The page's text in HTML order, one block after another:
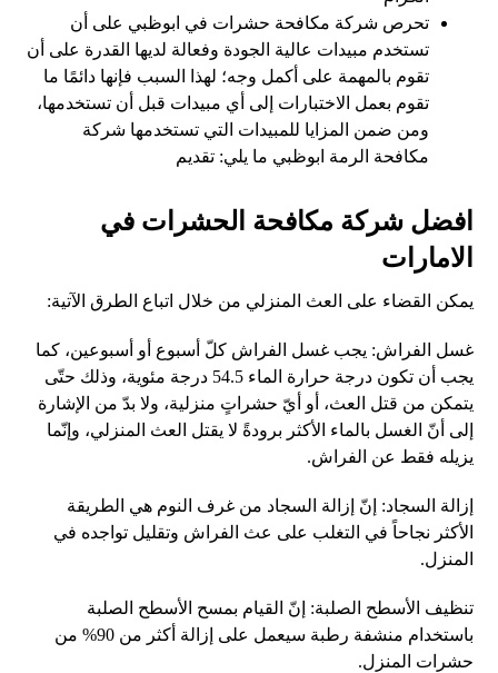
تحرص شركة مكافحة حشرات في ابوظبي على أن
تستخدم مبيدات عالية الجودة وفعالة لديها القدرة على أن
تقوم بالمهمة على أكمل وجه؛ لهذا السبب فإنها دائمًا ما
تقوم بعمل الاختبارات إلى أي مبيدات قبل أن تستخدمها،
ومن ضمن المزايا للمبيدات التي تستخدمها شركة
مكافحة الرمة ابوظبي ما يلي: تقديم
افضل شركة مكافحة الحشرات في
الامارات
يمكن القضاء على العث المنزلي من خلال اتباع الطرق الآتية:
غسل الفراش: يجب غسل الفراش كلّ أسبوع أو أسبوعين، كما
يجب أن تكون درجة حرارة الماء 54.5 درجة مئوية، وذلك حتّى
يتمكن من قتل العث، أو أيّ حشراتٍ منزلية، ولا بدّ من الإشارة
إلى أنّ الغسل بالماء الأكثر برودةً لا يقتل العث المنزلي، وإنّما
يزيله فقط عن الفراش.
إزالة السجاد: إنّ إزالة السجاد من غرف النوم هي الطريقة
الأكثر نجاحاً في التغلب على عث الفراش وتقليل تواجده في
المنزل.
تنظيف الأسطح الصلبة: إنّ القيام بمسح الأسطح الصلبة
باستخدام منشفة رطبة سيعمل على إزالة أكثر من 90% من
حشرات المنزل.